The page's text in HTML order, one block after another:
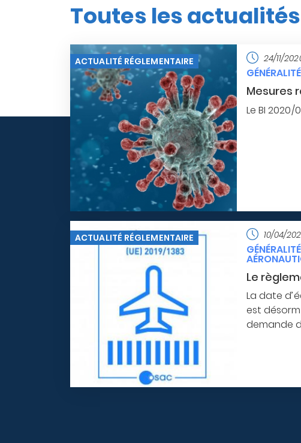
Toutes les actualités
ACTUALITÉ RÉGLEMENTAIRE 24/11/
Mesures
Le BI
ACTUALITÉ RÉGLEMENTAIRE 10/04/
Le
La date
est
demande